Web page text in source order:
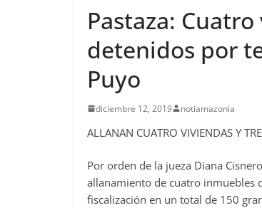
Pastaza:
detenidos por
Puyo
diciembre 12, 2019 notiamazonia
ALLANAN CUATRO VIVIENDAS Y
Por orden de la jueza Diana
allanamiento de cuatro inmuebles
fiscalización en un total de 150